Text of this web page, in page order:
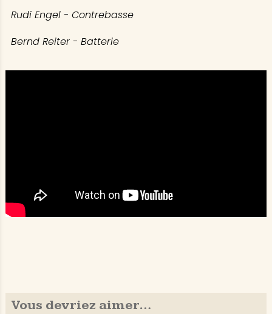
Rudi Engel - Contrebasse
Bernd Reiter - Batterie
Vous devriez aimer…